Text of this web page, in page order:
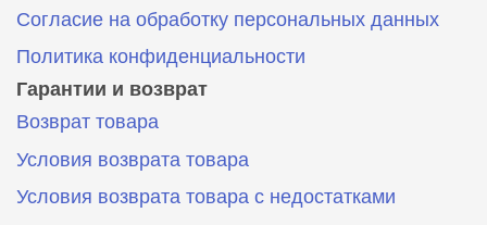
Согласие на обработку персональных данных
Политика конфиденциальности
Гарантии и возврат
Возврат товара
Условия возврата товара
Условия возврата товара с недостатками